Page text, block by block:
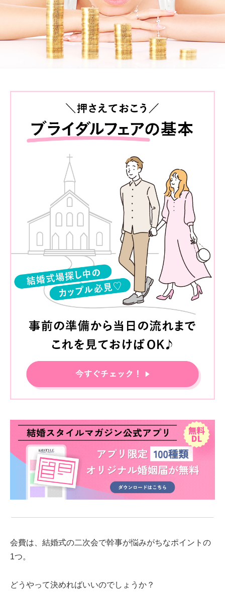
会費は、結婚式の二次会で幹事が悩みがちなポイントの
1つ。
どうやって決めればいいのでしょうか？